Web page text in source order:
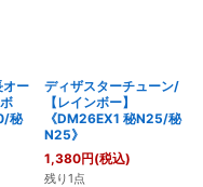
オー
秘
ディザスターチューン/
【レインボー】
《DM26EX1 秘N25/秘
N25》
1,380円(税込)
残り1点